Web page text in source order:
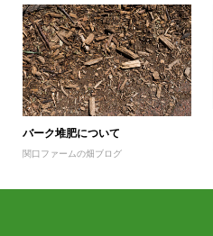
バーク堆肥について
関口ファームの畑ブログ